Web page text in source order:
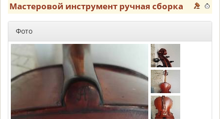
Мастеровой инструмент ручная сборка
Фото